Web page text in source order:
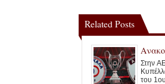
Related Posts
Στην
του